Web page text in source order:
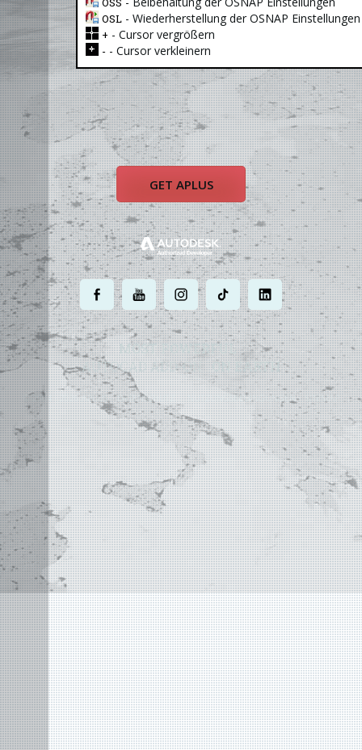
OSL - Wiederherstellung der OSNAP Einstellungen
+ - Cursor vergrößern
- - Cursor verkleinern
GET APLUS
. . . . .
MOST POWERFUL
AUTOCAD ADD-ONON EARTH
©2004 - 2026 APLUS ·DATENSCHUTZ·NUTZUNGSBEDINGUNGEN·SITEMAP